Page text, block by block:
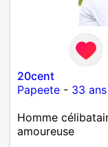
20cent
Papeete - 33 ans
Homme
amoureuse